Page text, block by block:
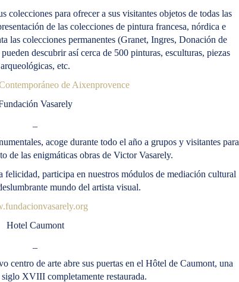
colecciones para ofrecer a sus visitantes objetos de todas las
de las colecciones de pintura francesa, nórdica e
colecciones permanentes (Granet, Ingres, Donación de
descubrir así cerca de 500 pinturas, esculturas, piezas
arqueológicas, etc.
de Aixenprovence
Vasarely
acoge durante todo el año a grupos y visitantes para
de las enigmáticas obras de Victor Vasarely.
participa en nuestros módulos de mediación cultural
mundo del artista visual.
Hotel Caumont
centro de arte abre sus puertas en el Hôtel de Caumont, una
XVIII completamente restaurada.